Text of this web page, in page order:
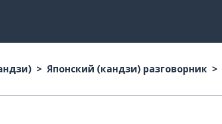
Японский (кандзи) разговорник